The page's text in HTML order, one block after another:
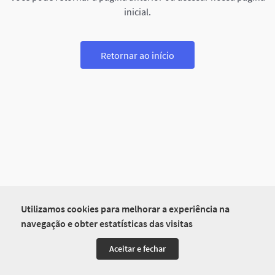
Utilizamos cookies para melhorar a experiência na
navegação e obter estatísticas das visitas
Aceitar e fechar
inicial.
Retornar ao início